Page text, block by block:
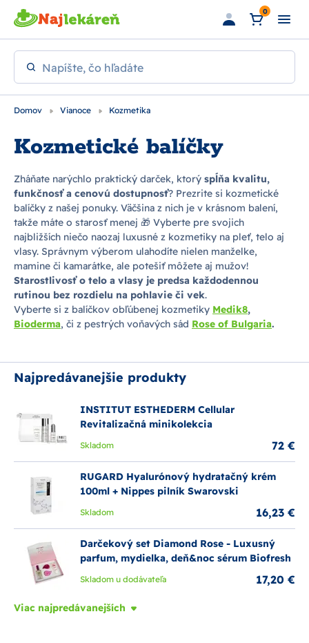
Preskočiť na hlavný obsah 0
Napíšte, čo hľadáte
Domov Vianoce Kozmetika
Kozmetické balíčky
Zháňate narýchlo praktický darček, ktorý spĺňa kvalitu,
funkčnosť a cenovú dostupnosť? Prezrite si kozmetické
balíčky z našej ponuky. Väčšina z nich je v krásnom balení,
takže máte o starosť menej 🎁 Vyberte pre svojich
najbližších niečo naozaj luxusné z kozmetiky na pleť, telo aj
vlasy. Správnym výberom ulahodíte nielen manželke,
mamine či kamarátke, ale potešiť môžete aj mužov!
Starostlivosť o telo a vlasy je predsa každodennou
rutinou bez rozdielu na pohlavie či vek.
Vyberte si z balíčkov obľúbenej kozmetiky Medik8,
Bioderma, či z pestrých voňavých sád Rose of Bulgaria.
Najpredávanejšie produkty
INSTITUT ESTHEDERM Cellular
Revitalizačná minikolekcia
Skladom 72 €
RUGARD Hyalurónový hydratačný krém
100ml + Nippes pilník Swarovski
Skladom 16,23 €
Darčekový set Diamond Rose - Luxusný
parfum, mydielka, deň&noc sérum Biofresh
Skladom u dodávateľa 17,20 €
Viac najpredávanejších